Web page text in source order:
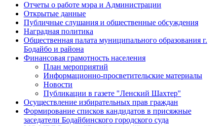
Отчеты о работе мэра и Администрации
Открытые данные
Публичные слушания и общественные обсуждения
Наградная политика
Общественная палата муниципального образования г.
Бодайбо и района
Финансовая грамотность населения
План мероприятий
Информационно-просветительские материалы
Новости
Публикации в газете "Ленский Шахтер"
Осуществление избирательных прав граждан
Формирование списков кандидатов в присяжные
заседатели Бодайбинского городского суда